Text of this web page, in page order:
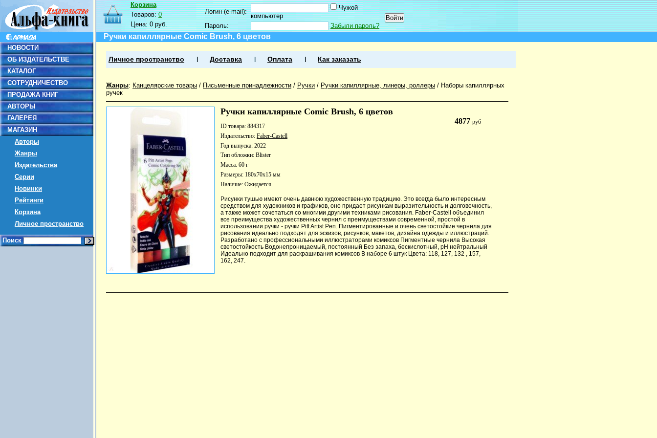
НОВОСТИ
ОБ ИЗДАТЕЛЬСТВЕ
КАТАЛОГ
СОТРУДНИЧЕСТВО
ПРОДАЖА КНИГ
АВТОРЫ
ГАЛЕРЕЯ
МАГАЗИН
Авторы
Жанры
Издательства
Серии
Новинки
Рейтинги
Корзина
Личное пространство
Поиск
Корзина
Товаров:0
Цена:0 руб.
Логин (e-mail):
Чужой
компьютер
Пароль:
Забыли пароль?
Ручки капиллярные Comic Brush, 6 цветов
Личное пространство Доставка Оплата Как заказать
Жанры: Канцелярские товары / Письменные принадлежности / Ручки / Ручки капиллярные, линеры, роллеры / Наборы капиллярных
ручек
Ручки капиллярные Comic Brush, 6 цветов
4877руб
ID товара: 884317
Издательство: Faber-Castell
Год выпуска: 2022
Тип обложки: Blister
Масса: 60 г
Размеры: 180x70x15 мм
Наличие: Ожидается
Рисунки тушью имеют очень давнюю художественную традицию. Это всегда было интересным
средством для художников и графиков, оно придает рисункам выразительность и долговечность,
а также может сочетаться со многими другими техниками рисования. Faber-Castell объединил
все преимущества художественных чернил с преимуществами современной, простой в
использовании ручки - ручки Pitt Artist Pen. Пигментированные и очень светостойкие чернила для
рисования идеально подходят для эскизов, рисунков, макетов, дизайна одежды и иллюстраций.
Разработано с профессиональными иллюстраторами комиксов Пигментные чернила Высокая
светостойкость Водонепроницаемый, постоянный Без запаха, бескислотный, рН нейтральный
Идеально подходит для раскрашивания комиксов В наборе 6 штук Цвета: 118, 127, 132 , 157,
162, 247.